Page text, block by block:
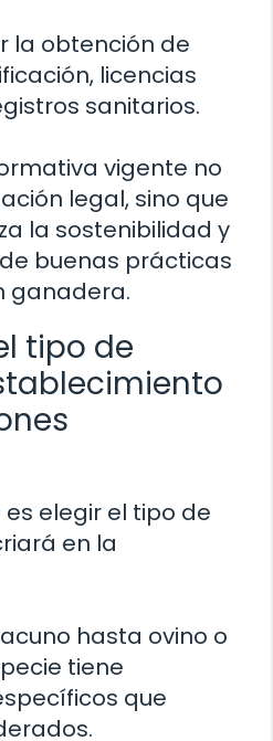
la obtención de
licencias
sanitarios.
vigente no
legal, sino que
la sostenibilidad y
buenas prácticas
ganadera.
tipo de
es elegir el tipo de
en la
hasta ovino o
tiene
que